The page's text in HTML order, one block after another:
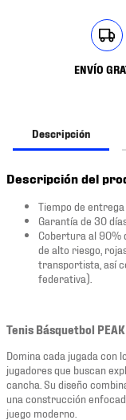
ENVÍO
Descripción
Descripción del
Tiempo de
Garantía de 30
Cobertura al 90%
de alto riesgo,
transportista, así
federativa).
Tenis Básquetbol
Domina cada jugada con
jugadores que buscan
cancha. Su diseño
una construcción
juego moderno.